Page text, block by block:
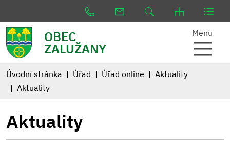
OBEC
ZALUŽANY
Menu
Úvodní stránka Úřad Úřad online
Aktuality
Aktuality
Aktuality